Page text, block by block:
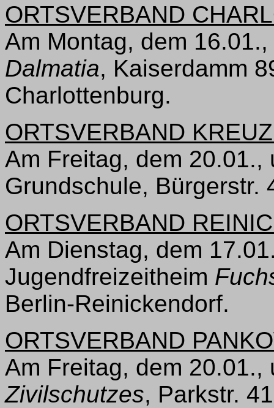
ORTSVERBAND
Am Montag, dem
Dalmatia, Kaiserdamm
Charlottenburg.
ORTSVERBAND
Am Freitag, dem 20.01.,
Grundschule, Bürgerstr.
ORTSVERBAND
Am Dienstag, dem
Jugendfreizeitheim
Berlin-Reinickendorf.
ORTSVERBAND
Am Freitag, dem
Zivilschutzes, Parkstr.